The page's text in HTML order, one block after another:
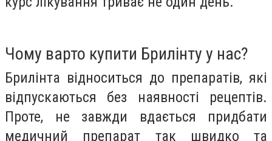
Чому варто купити Брилінту у нас?
Брилінта відноситься до препаратів, які
відпускаються без наявності рецептів.
Проте, не завжди вдається придбати
медичний препарат так швидко та